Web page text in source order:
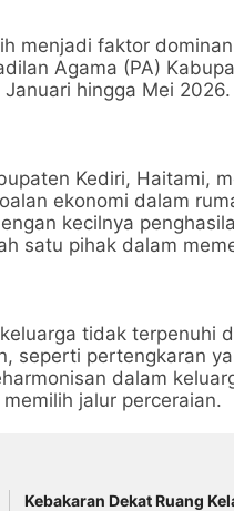
menjadi faktor
Agama (PA)
hingga Mei 2026.
Kediri, Haitami,
ekonomi dalam
kecilnya
satu pihak dalam
tidak terpenuhi
seperti pertengkaran
dalam
jalur perceraian.
Kebakaran Dekat Ruang